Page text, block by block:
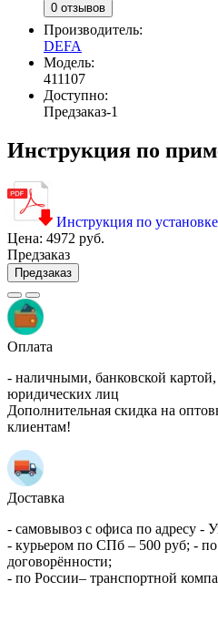
0 отзывов
Производитель:
DEFA
Модель:
411107
Доступно:
Предзаказ-1
Инструкция по
Инструкция по
Цена: 4972 руб.
Предзаказ
Предзаказ
Оплата
- наличными, банковской
юридических лиц
Дополнительная скидка на
клиентам!
Доставка
- самовывоз с офиса по адресу -
- курьером по СПб – 500 руб; -
договорённости;
- по России– транспортной